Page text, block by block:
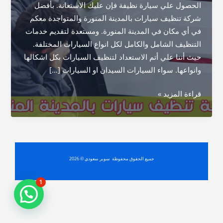
الحصول علي سيارة نظيفة فإن عليك الاستعانة. بأفضل
شركة تنظيف سيارات بالمدينة المنورة والمتواجدة معكم
في أي مكان في المدينة المنورة. ومستعدة لتقديم خدمات
التنظيف الشامل والكامل لكل انواع السيارات المختلفة.
حيث أننا علي أتم الاستعداد لتنظيف السيارات بكل اشكالها
وانواعها. سواء السيارات السيدان او السيارات […]
شركة
تنظيف
سيارات
المنورة
قراءة المزيد »
جميع الحقوق محفوظة سوبر سعودي © 2026
1